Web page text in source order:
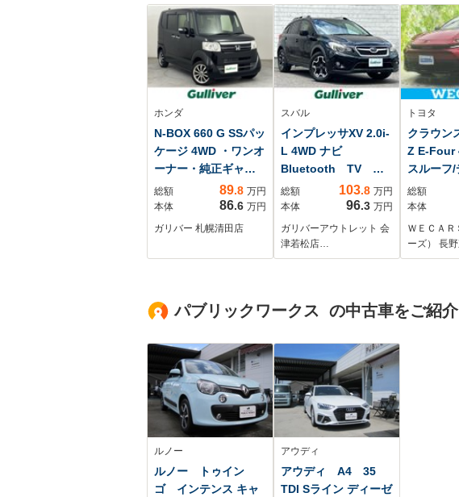
ホンダ
N-BOX 660 G SSパッ
ケージ 4WD ・ワンオ
ーナー・純正ギャザ
ーズナビ
(FM/AM/CD/BT/フル
セグ)・バックカメ
イドドア・ビルトイ
シートカバー・ドラ
総額 89.8 万円
本体
86.6 万円
ガリバー 札幌清田店
スバル
インプレッサXV 2.0i-
L 4WD ナビ
Bluetooth TV 前
方ドライブレコーダ
ー D席パワーシー
ト ETC オートク
ルーズ パドルシフ
ト スマートキー
ト オートライト
総額 103.8 万円
本体
96.3 万円
ガリバーアウトレット 会
津若松店…
トヨタ
クラウン
Z E-Four
スルーフ
イオーデ
ジタルイ
ー/トヨタ
センス/シ
ー/全方位
バックドア
総額
本体
ＷＥＣＡＲ
ーズ） 長
パブリックワークス の中古車をご紹介
ルノー
ルノー トゥイン
ゴ インテンス キャ
アウディ
アウディ A4 35
TDI Sライン ディーゼ